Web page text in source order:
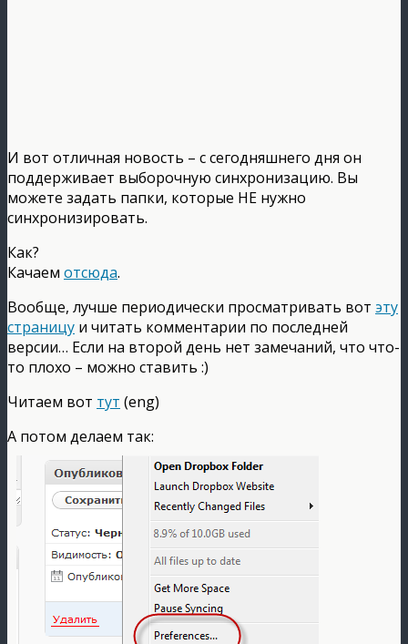
И вот отличная новость – с сегодняшнего дня он
поддерживает выборочную синхронизацию. Вы
можете задать папки, которые НЕ нужно
синхронизировать.
Как?
Качаем отсюда.
Вообще, лучше периодически просматривать вот эту
страницу и читать комментарии по последней
версии… Если на второй день нет замечаний, что что-
то плохо – можно ставить :)
Читаем вот тут (eng)
А потом делаем так: